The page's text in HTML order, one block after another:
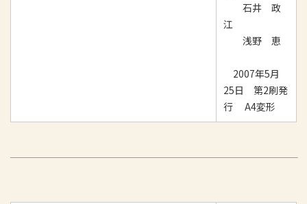
石井 政
江
浅野 恵
2007年5月
25日 第2刷発
行 A4変形